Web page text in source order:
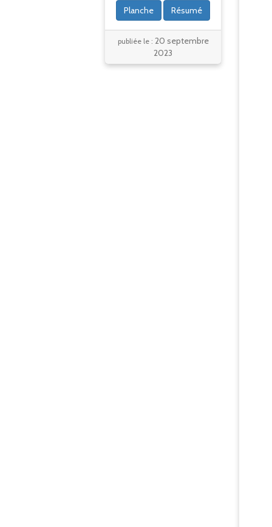
Planche Résumé
publiée le : 20 septembre
2023